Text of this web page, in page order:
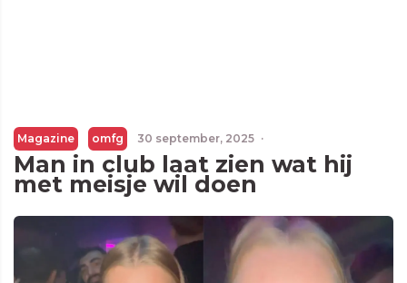
Magazine omfg 30 september, 2025 ·
Man in club laat zien wat hij
met meisje wil doen